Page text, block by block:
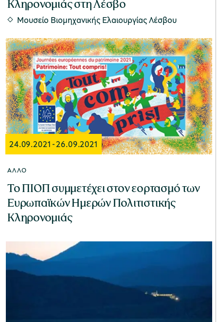
Κληρονομιάς στη Λέσβο
Μουσείο Βιομηχανικής Ελαιουργίας Λέσβου
24.09.2021 -26.09.2021
ΆΛΛΟ
Το ΠΙΟΠ συμμετέχει στον εορτασμό των
Ευρωπαϊκών Ημερών Πολιτιστικής
Κληρονομιάς